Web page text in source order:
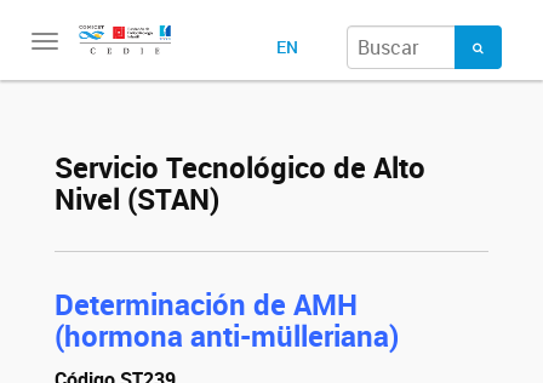
Toggle
EN
Servicio Tecnológico de Alto
Nivel (STAN)
Determinación de AMH
(hormona anti-mülleriana)